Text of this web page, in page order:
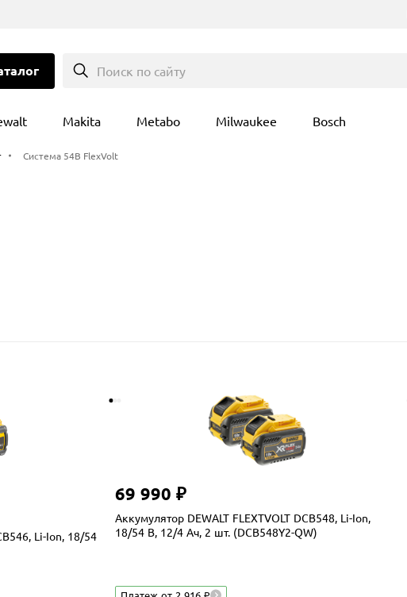
Поиск по сайту
Makita Metabo Milwaukee Bosch
Система 54В FlexVolt
Li-Ion, 18/54
69 990 ₽
Аккумулятор DEWALT FLEXTVOLT DCB548, Li-Ion,
18/54 В, 12/4 Ач, 2 шт. (DCB548Y2-QW)